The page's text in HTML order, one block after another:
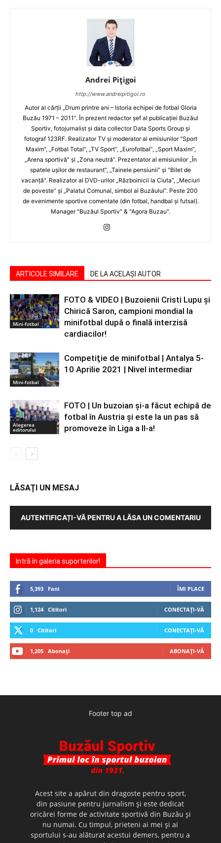
Andrei Pițigoi
http://www.andreipitigoi.ro
Autor al cărţii „Drum printre ani – Istoria echipei de fotbal Gloria
Buzău 1971 – 2011”. În prezent redactor şef al publicaţiei Buzăul
Sportiv, fotojurnalist şi data collector Data Sports Group şi
fotograf 123RF. Realizator TV şi moderator al emisiunilor "Sport
Maxim", „Fotbal Total”, „TV Sport”, „Eurofotbal”, „Sport Maxim”,
„Arena sportivă” şi „Zona neutră”. Prezentator al emisiunilor „În
spatele uşilor de restaurant”, „Tainele pensiunii” şi "Bilet de
vacanţă". Realizator al DVD-urilor „Războinicii la Ciuta”, „Meciuri
de poveste” şi „Palatul Comunal, simbol al Buzăului”. Peste 200
de evenimente sportive comentate (din fotbal, handbal şi futsal).
Manager "Buzăul Sportiv" & "Agora Buzau".
ARTICOLE SIMILARE DE LA ACELAȘI AUTOR
Mini-fotbal
FOTO & VIDEO | Buzoienii Cristi Lupu şi
Chirică Saron, campioni mondial la
minifotbal după o finală interzisă
cardiacilor!
Mini-fotbal
Competiţie de minifotbal | Antalya 5-
10 Aprilie 2021 | Nivel intermediar
Alegerea
editorului
FOTO | Un buzoian şi-a făcut echipă de
fotbal în Austria şi este la un pas să
promoveze în Liga a II-a!
LĂSAȚI UN MESAJ
AUTENTIFICAȚI-VĂ PENTRU A LĂSA UN COMENTARIU
Intră în galeria suporterilor!
5,393 Fani ÎMI PLACE
1,124 Cititori CONECTAȚI-VĂ
0 Cititori CONECTAȚI-VĂ
1,205 Abonați ABONAȚI-VĂ
Footer top ad
Acest site a apărut din dragoste pentru sport,
din pasiune pentru jurnalism şi este dedicat
oricărei forme de activitate sportivă din Buzău şi
nu numai. Cu timpul, prieteni ai mei şi ai
sportului s-au alăturat acestui demers, pentru a